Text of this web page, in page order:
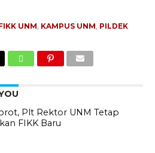
UNM, KAMPUS UNM, PILDEK
Plt Rektor UNM Tetap
FIKK Baru